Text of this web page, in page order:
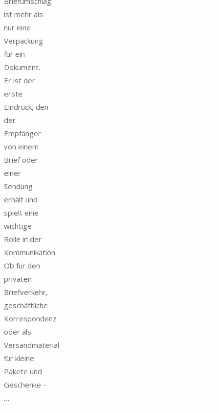
ist mehr als
nur eine
Verpackung
für ein
Dokument.
Er ist der
erste
Eindruck, den
der
Empfänger
von einem
Brief oder
einer
Sendung
erhält und
spielt eine
wichtige
Rolle in der
Kommunikation.
Ob für den
privaten
Briefverkehr,
geschäftliche
Korrespondenz
oder als
Versandmaterial
für kleine
Pakete und
Geschenke –
…